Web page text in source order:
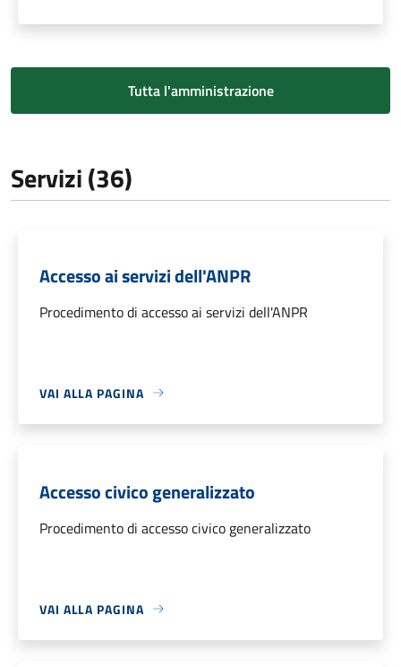
Tutta l'amministrazione
Servizi (36)
Accesso ai servizi dell'ANPR
Procedimento di accesso ai servizi dell'ANPR
VAI ALLA PAGINA
Accesso civico generalizzato
Procedimento di accesso civico generalizzato
VAI ALLA PAGINA